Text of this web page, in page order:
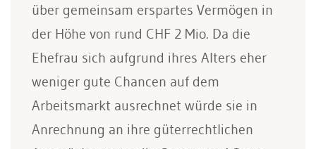
über gemeinsam erspartes Vermögen in
der Höhe von rund CHF 2 Mio. Da die
Ehefrau sich aufgrund ihres Alters eher
weniger gute Chancen auf dem
Arbeitsmarkt ausrechnet würde sie in
Anrechnung an ihre güterrechtlichen